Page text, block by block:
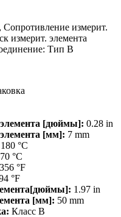
измерит.
измерит. элемента
Тип B
[дюймы]: 0.28 in
[мм]: 7 mm
180 °C
°C
356 °F
°F
1.97 in
[мм]: 50 mm
Класс B